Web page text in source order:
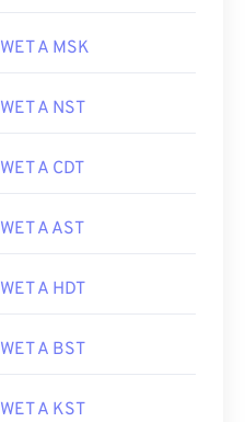
WET A MSK
WET A NST
WET A CDT
WET A AST
WET A HDT
WET A BST
WET A KST